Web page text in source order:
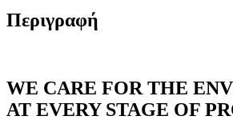
Περιγραφή
WE CARE FOR THE
AT EVERY STAGE OF